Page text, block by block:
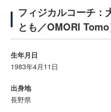
フィジカルコーチ
とも／OMORI Tomo
生年月日
1983年4月11日
出身地
長野県